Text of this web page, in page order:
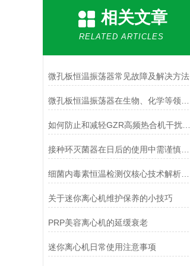
相关文章
RELATED ARTICLES
微孔板恒温振荡器常见故障及解决方法
如何防止和减轻GZR高频热合机干扰的措施
接种环灭菌器在日后的使用中需谨慎注意
细菌内毒素恒温检测仪核心技术解析：动态显色法如何实现高灵敏度内毒素定量检测？
关于迷你离心机维护保养的小技巧
PRP美容离心机的延缓衰老
迷你离心机日常使用注意事项